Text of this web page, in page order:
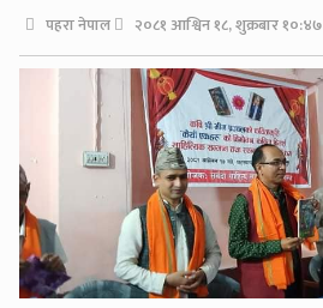
पहरा नेपाल २०८१ आश्विन १८, शुक्रबार १०:४७